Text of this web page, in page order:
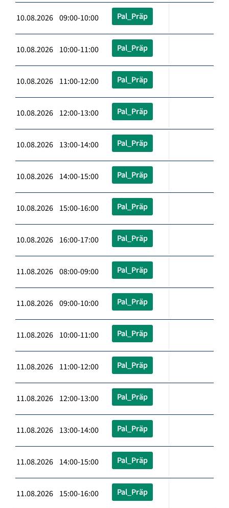
10.08.2026 09:00-10:00 Pal_Präp
10.08.2026 10:00-11:00 Pal_Präp
10.08.2026 11:00-12:00 Pal_Präp
10.08.2026 12:00-13:00 Pal_Präp
10.08.2026 13:00-14:00 Pal_Präp
10.08.2026 14:00-15:00 Pal_Präp
10.08.2026 15:00-16:00 Pal_Präp
10.08.2026 16:00-17:00 Pal_Präp
11.08.2026 08:00-09:00 Pal_Präp
11.08.2026 09:00-10:00 Pal_Präp
11.08.2026 10:00-11:00 Pal_Präp
11.08.2026 11:00-12:00 Pal_Präp
11.08.2026 12:00-13:00 Pal_Präp
11.08.2026 13:00-14:00 Pal_Präp
11.08.2026 14:00-15:00 Pal_Präp
11.08.2026 15:00-16:00 Pal_Präp